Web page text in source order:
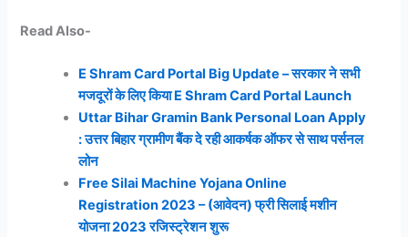
Read Also-
E Shram Card Portal Big Update – सरकार ने सभी
मजदूरों के लिए किया E Shram Card Portal Launch
Uttar Bihar Gramin Bank Personal Loan Apply
: उत्तर बिहार ग्रामीण बैंक दे रही आकर्षक ऑफर से साथ पर्सनल
लोन
Free Silai Machine Yojana Online
Registration 2023 – (आवेदन) फ्री सिलाई मशीन
योजना 2023 रजिस्ट्रेशन शुरू